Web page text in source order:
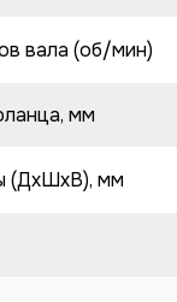
вала (об/мин)
мм
(ДхШхВ), мм